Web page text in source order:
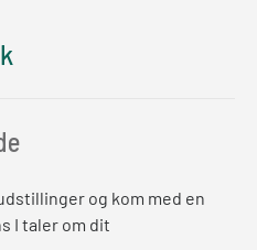
og kom med en
I taler om dit